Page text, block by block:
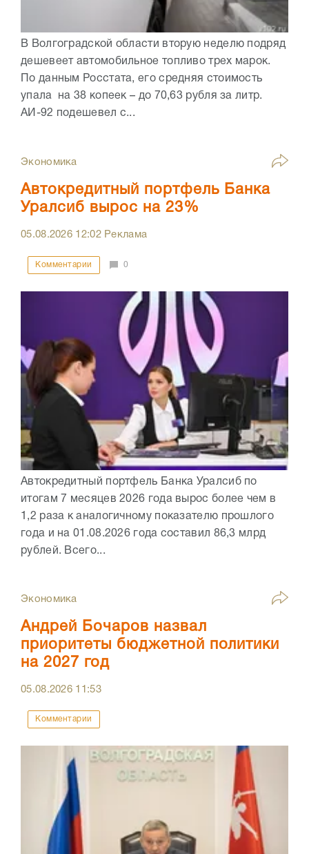
В Волгоградской области вторую неделю подряд
дешевеет автомобильное топливо трех марок.
По данным Росстата, его средняя стоимость
упала на 38 копеек – до 70,63 рубля за литр.
АИ-92 подешевел с...
Экономика
Автокредитный портфель Банка
Уралсиб вырос на 23%
05.08.2026 12:02Реклама
Комментарии 0
Автокредитный портфель Банка Уралсиб по
итогам 7 месяцев 2026 года вырос более чем в
1,2 раза к аналогичному показателю прошлого
года и на 01.08.2026 года составил 86,3 млрд
рублей. Всего...
Экономика
Андрей Бочаров назвал
приоритеты бюджетной политики
на 2027 год
05.08.2026 11:53
Комментарии